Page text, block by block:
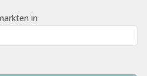
in